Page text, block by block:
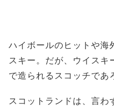
ハイボールのヒットや海
スキー。だが、ウイスキ
で造られるスコッチであ
スコットランドは、言わ